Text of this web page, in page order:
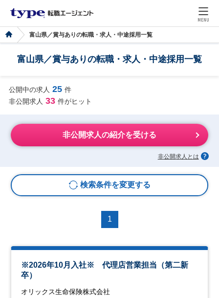
MENU
富山県／賞与ありの転職・求人・中途採用一覧
富山県／賞与ありの転職・求人・中途採用一覧
公開中の求人 25 件
非公開求人 33 件がヒット
非公開求人の紹介を受ける
非公開求人とは
検索条件を変更する
1
※2026年10月入社※ 代理店営業担当（第二新
卒）
オリックス生命保険株式会社